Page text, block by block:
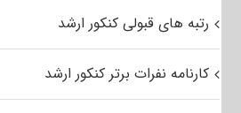
رتبه های قبولی کنکور ارشد
کارنامه نفرات برتر کنکور ارشد